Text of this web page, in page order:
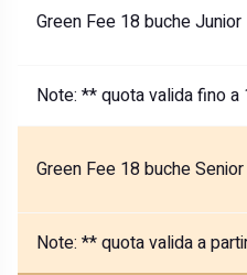
Green Fee 18 buche Junior
Note: ** quota valida fino a
Green Fee 18 buche Senior
Note: ** quota valida a